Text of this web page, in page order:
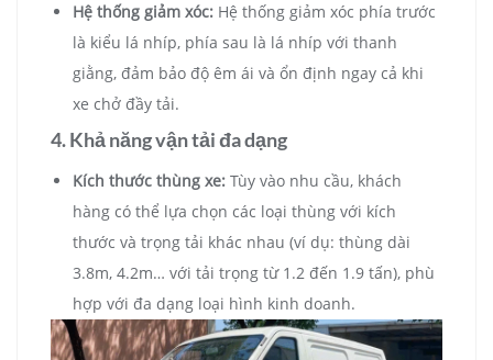
Hệ thống giảm xóc: Hệ thống giảm xóc phía trước
là kiểu lá nhíp, phía sau là lá nhíp với thanh
giằng, đảm bảo độ êm ái và ổn định ngay cả khi
xe chở đầy tải.
4. Khả năng vận tải đa dạng
Kích thước thùng xe: Tùy vào nhu cầu, khách
hàng có thể lựa chọn các loại thùng với kích
thước và trọng tải khác nhau (ví dụ: thùng dài
3.8m, 4.2m… với tải trọng từ 1.2 đến 1.9 tấn), phù
hợp với đa dạng loại hình kinh doanh.